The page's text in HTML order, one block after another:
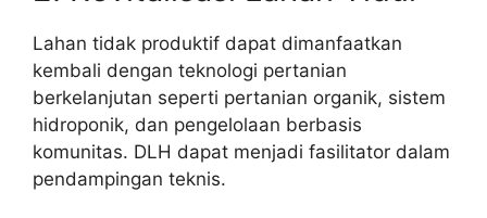
Lahan tidak produktif dapat dimanfaatkan
kembali dengan teknologi pertanian
berkelanjutan seperti pertanian organik, sistem
hidroponik, dan pengelolaan berbasis
komunitas. DLH dapat menjadi fasilitator dalam
pendampingan teknis.